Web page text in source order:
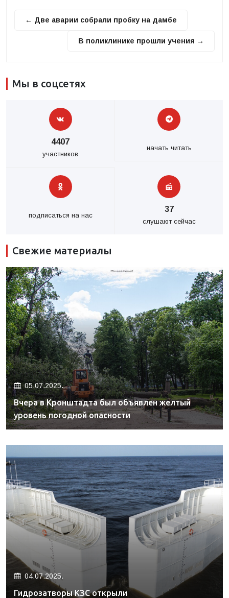
← Две аварии собрали пробку на дамбе
В поликлинике прошли учения →
Мы в соцсетях
4407
участников
начать читать
подписаться на нас
37
слушают сейчас
Свежие материалы
05.07.2025.
Вчера в Кронштадта был объявлен желтый
уровень погодной опасности
04.07.2025.
Гидрозатворы КЗС открыли